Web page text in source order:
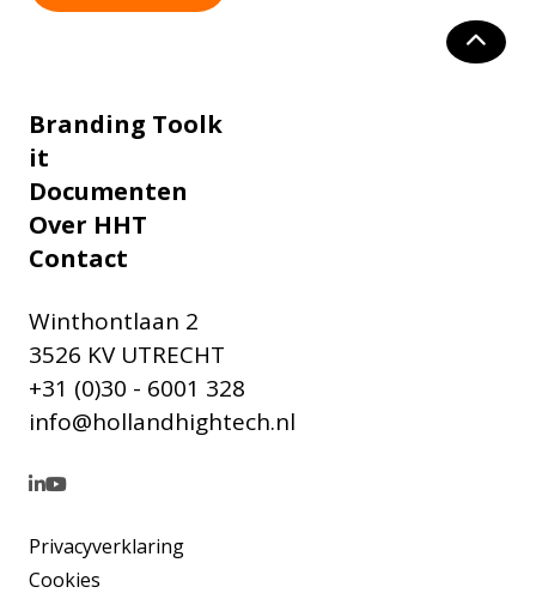
Branding Toolk
it
Documenten
Over HHT
Contact
Winthontlaan 2
3526 KV UTRECHT
+31 (0)30 - 6001 328
info@hollandhightech.nl
Privacyverklaring
Cookies